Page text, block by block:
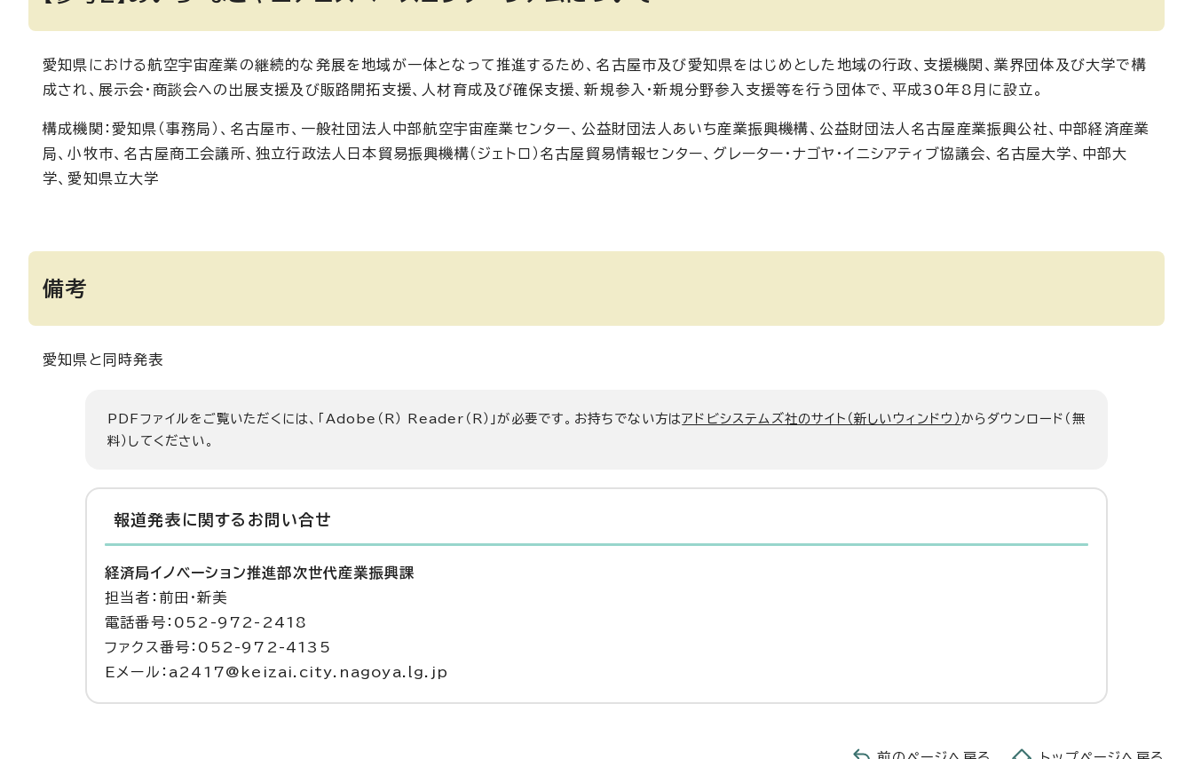
愛知県における航空宇宙産業の継続的な発展を地域が一体となって推進するため、名古屋市及び愛知県をはじめとした地域の行政、支援機関、業界団体及び大学で構
成され、展示会・商談会への出展支援及び販路開拓支援、人材育成及び確保支援、新規参入・新規分野参入支援等を行う団体で、平成30年8月に設立。
構成機関：愛知県（事務局）、名古屋市、一般社団法人中部航空宇宙産業センター、公益財団法人あいち産業振興機構、公益財団法人名古屋産業振興公社、中部経済産業
局、小牧市、名古屋商工会議所、独立行政法人日本貿易振興機構（ジェトロ）名古屋貿易情報センター、グレーター・ナゴヤ・イニシアティブ協議会、名古屋大学、中部大
学、愛知県立大学
備考
愛知県と同時発表
PDFファイルをご覧いただくには、「Adobe（R） Reader（R）」が必要です。お持ちでない方はアドビシステムズ社のサイト（新しいウィンドウ）からダウンロード（無
料）してください。
報道発表に関するお問い合せ
経済局イノベーション推進部次世代産業振興課
担当者：前田・新美
電話番号：052-972-2418
ファクス番号：052-972-4135
Eメール：a2417@keizai.city.nagoya.lg.jp